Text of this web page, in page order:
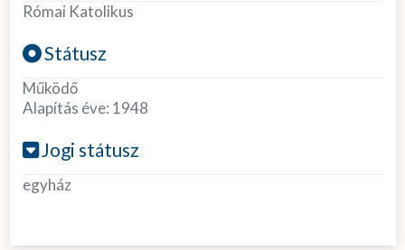
Római Katolikus
Státusz
Működő
Alapítás éve: 1948
Jogi státusz
egyház